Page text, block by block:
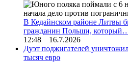
В Кедайнском районе Литвы
гражданин Польши,
12:48 16.7.2026
Дуэт поджигателей
тысяч евро